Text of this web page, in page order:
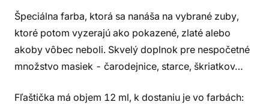
Špeciálna farba, ktorá sa nanáša na vybrané zuby,
ktoré potom vyzerajú ako pokazené, zlaté alebo
akoby vôbec neboli. Skvelý doplnok pre nespočetné
množstvo masiek - čarodejnice, starce, škriatkov…
Fľaštička má objem 12 ml, k dostaniu je vo farbách: